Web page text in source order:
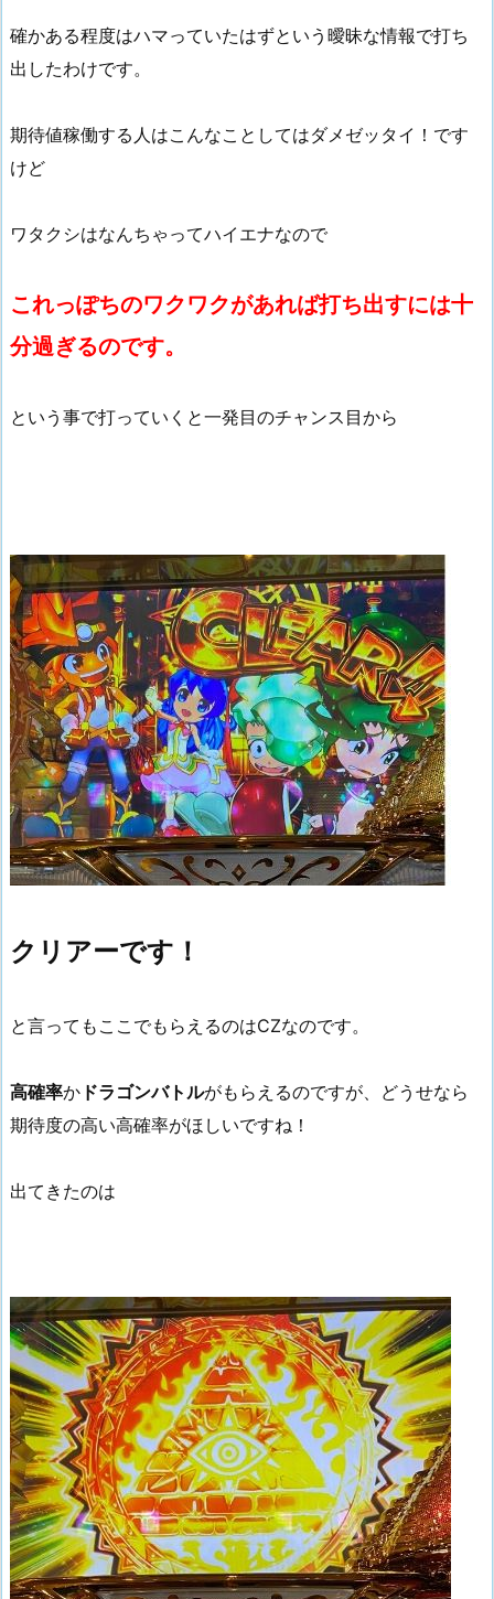
確かある程度はハマっていたはずという曖昧な情報で打ち
出したわけです。
期待値稼働する人はこんなことしてはダメゼッタイ！です
けど
ワタクシはなんちゃってハイエナなので
これっぽちのワクワクがあれば打ち出すには十
分過ぎるのです。
という事で打っていくと一発目のチャンス目から
クリアーです！
と言ってもここでもらえるのはCZなのです。
高確率か ドラゴンバトルがもらえるのですが、どうせなら
期待度の高い高確率がほしいですね！
出てきたのは